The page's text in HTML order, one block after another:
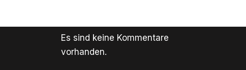
Es sind keine Kommentare
vorhanden.